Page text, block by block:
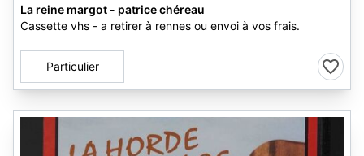
La reine margot - patrice chéreau
Cassette vhs - a retirer à rennes ou envoi à vos frais.
Particulier